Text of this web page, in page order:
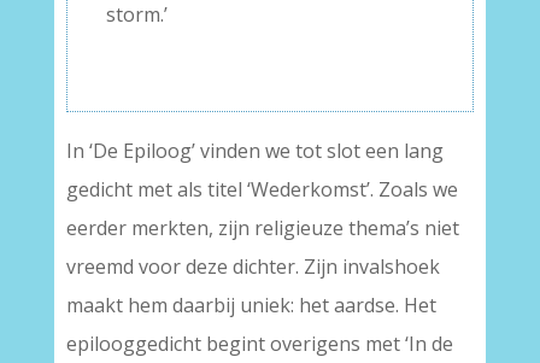
storm.’
In ‘De Epiloog’ vinden we tot slot een lang
gedicht met als titel ‘Wederkomst’. Zoals we
eerder merkten, zijn religieuze thema’s niet
vreemd voor deze dichter. Zijn invalshoek
maakt hem daarbij uniek: het aardse. Het
epilooggedicht begint overigens met ‘In de